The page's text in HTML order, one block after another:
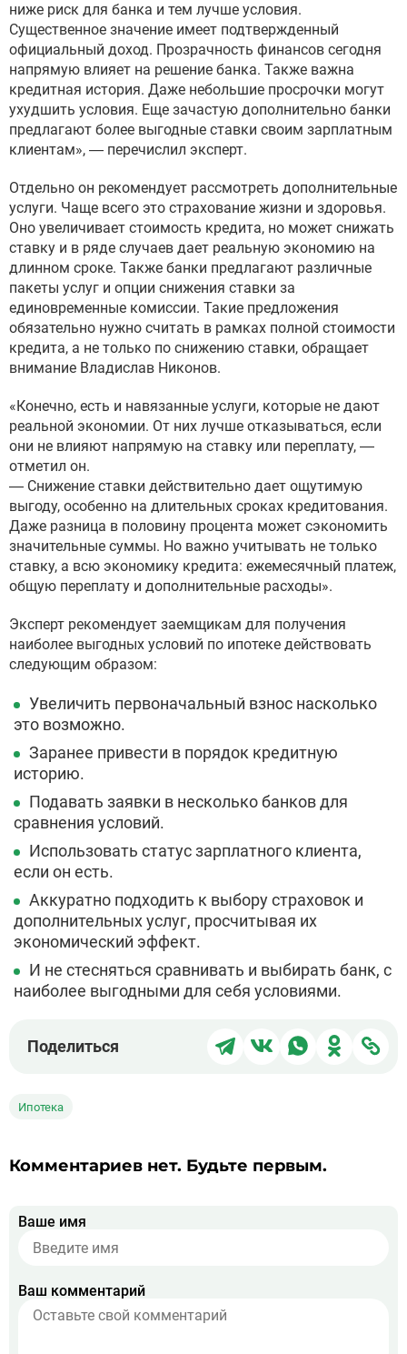
ниже риск для банка и тем лучше условия.
Существенное значение имеет подтвержденный
официальный доход. Прозрачность финансов сегодня
напрямую влияет на решение банка. Также важна
кредитная история. Даже небольшие просрочки могут
ухудшить условия. Еще зачастую дополнительно банки
предлагают более выгодные ставки своим зарплатным
клиентам», — перечислил эксперт.
Отдельно он рекомендует рассмотреть дополнительные
услуги. Чаще всего это страхование жизни и здоровья.
Оно увеличивает стоимость кредита, но может снижать
ставку и в ряде случаев дает реальную экономию на
длинном сроке. Также банки предлагают различные
пакеты услуг и опции снижения ставки за
единовременные комиссии. Такие предложения
обязательно нужно считать в рамках полной стоимости
кредита, а не только по снижению ставки, обращает
внимание Владислав Никонов.
«Конечно, есть и навязанные услуги, которые не дают
реальной экономии. От них лучше отказываться, если
они не влияют напрямую на ставку или переплату, —
отметил он.
— Снижение ставки действительно дает ощутимую
выгоду, особенно на длительных сроках кредитования.
Даже разница в половину процента может сэкономить
значительные суммы. Но важно учитывать не только
ставку, а всю экономику кредита: ежемесячный платеж,
общую переплату и дополнительные расходы».
Эксперт рекомендует заемщикам для получения
наиболее выгодных условий по ипотеке действовать
следующим образом:
Увеличить первоначальный взнос насколько
это возможно.
Заранее привести в порядок кредитную
историю.
Подавать заявки в несколько банков для
сравнения условий.
Использовать статус зарплатного клиента,
если он есть.
Аккуратно подходить к выбору страховок и
дополнительных услуг, просчитывая их
экономический эффект.
И не стесняться сравнивать и выбирать банк, с
наиболее выгодными для себя условиями.
Поделиться
Поделиться
Поделиться
в
Поделиться
Ипотека
Комментариев нет. Будьте первым.
Ваше имя
Ваш комментарий